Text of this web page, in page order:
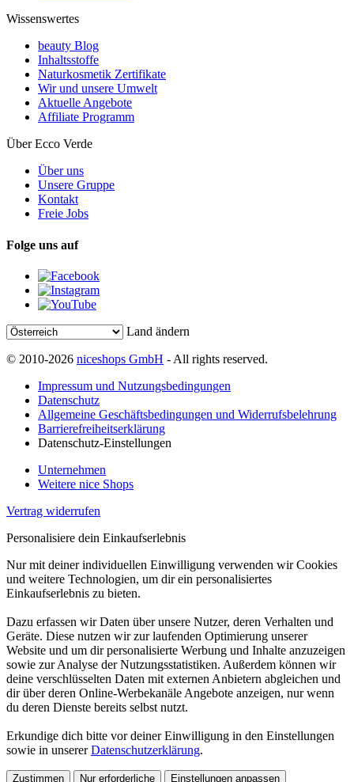
Wissenswertes
beauty Blog
Inhaltsstoffe
Naturkosmetik Zertifikate
Wir und unsere Umwelt
Aktuelle Angebote
Affiliate Programm
Über Ecco Verde
Über uns
Unsere Gruppe
Kontakt
Freie Jobs
Folge uns auf
Land ändern
© 2010-2026 niceshops GmbH - All rights reserved.
Impressum und Nutzungsbedingungen
Datenschutz
Allgemeine Geschäftsbedingungen und Widerrufsbelehrung
Barrierefreiheitserklärung
Datenschutz-Einstellungen
Unternehmen
Weitere nice Shops
Vertrag widerrufen
Personalisiere dein Einkaufserlebnis
Nur mit deiner individuellen Einwilligung verwenden wir Cookies
und weitere Technologien, um dir ein personalisiertes
Einkaufserlebnis zu bieten.
Dazu erfassen wir Daten über unsere Nutzer, deren Verhalten und
Geräte. Diese nutzen wir zur laufenden Optimierung unserer
Website und um dir personalisierte Werbung und Inhalte anzuzeigen
sowie zur Analyse der Nutzungsstatistiken. Außerdem können wir
deine verschlüsselten Daten mit externen Anbietern abgleichen und
dir über deren Online-Werbekanäle Angebote anzeigen, nur wenn
du deren Dienste bereits selbst nutzt.
Erkundige dich bitte vor deiner Einwilligung in den Einstellungen
sowie in unsererDatenschutzerklärung.
Zustimmen Nur erforderliche Einstellungen anpassen